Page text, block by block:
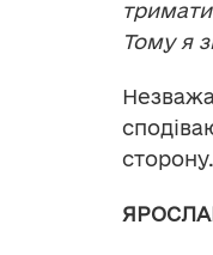
Тому я
сторону.